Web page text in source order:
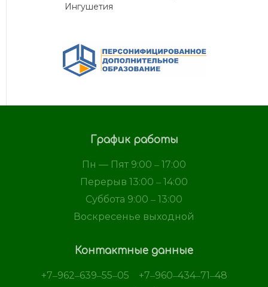
Ингушетия
График работы
Пн — Пят 9:00 ‒ 17:00
Перерыв 13:00 ‒ 14:00
Суббота 9:00 ‒ 13:00
Воскресенье выходной
Контактные данные
+7‒962‒639‒55‒05
+7‒960‒434‒71‒48